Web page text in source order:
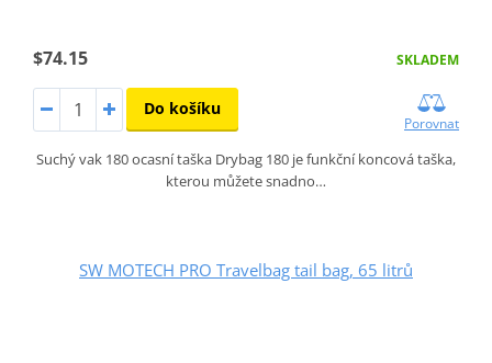
$74.15 SKLADEM
Do košíku
Porovnat
Suchý vak 180 ocasní taška Drybag 180 je funkční koncová taška,
kterou můžete snadno…
SW MOTECH PRO Travelbag tail bag, 65 litrů